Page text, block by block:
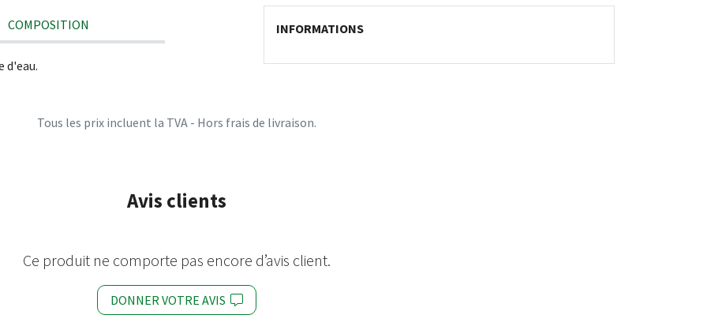
COMPOSITION
d'eau.
INFORMATIONS
Tous les prix incluent la TVA - Hors frais de livraison.
Avis clients
Ce produit ne comporte pas encore d’avis client.
DONNER VOTRE AVIS